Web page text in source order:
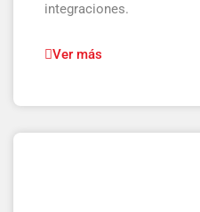
integraciones.
Ver más